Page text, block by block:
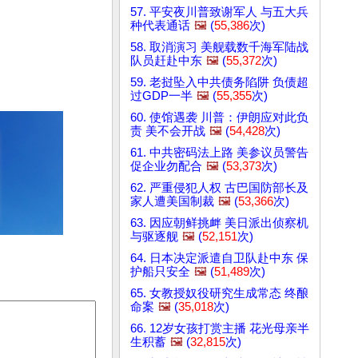
57. 平安夜川普致谢军人 与五大兵
种代表通话 🖼️ (55,386次)
58. 取消演习 美舰载数千海军陆战
队员赶赴中东 🖼️ (55,372次)
59. 老挝坠入中共债务陷阱 负债超
过GDP一半 🖼️ (55,355次)
60. 使馆遇袭 川普：伊朗应对此负
责 美不会开战 🖼️ (54,428次)
61. 中共密码法上路 美参议员警告
促企业勿配合 🖼️ (53,373次)
62. 严重侵犯人权 古巴国防部长及
家人遭美国制裁 🖼️ (53,366次)
63. 因应朝鲜挑衅 美日派出侦察机
与驱逐舰 🖼️ (52,151次)
64. 日本决定派遣自卫队赴中东 保
护船只安全 🖼️ (51,489次)
65. 女教授奴役研究生成常态 终酿
命案 🖼️ (35,018次)
66. 12岁女孩打赏主播 花光母亲半
生积蓄 🖼️ (32,815次)